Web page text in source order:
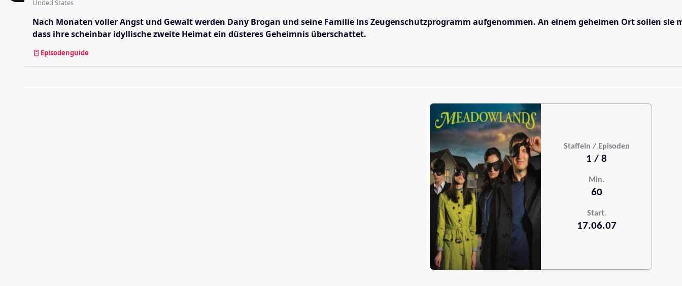
United States
Nach Monaten voller Angst und Gewalt werden Dany Brogan und seine Familie ins Zeugenschutzprogramm aufgenommen. An einem geheimen Ort sollen
dass ihre scheinbar idyllische zweite Heimat ein düsteres Geheimnis überschattet.
Episodenguide
Staffeln / Episoden
1 / 8
Min.
60
Start.
17.06.07